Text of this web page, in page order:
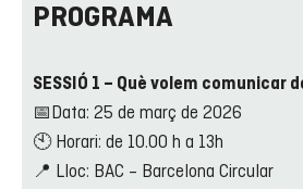
PROGRAMA
SESSIÓ 1 – Què volem comunicar
📅Data: 25 de març de 2026
🕙 Horari: de 10.00 h a 13h
📍 Lloc: BAC – Barcelona Circular